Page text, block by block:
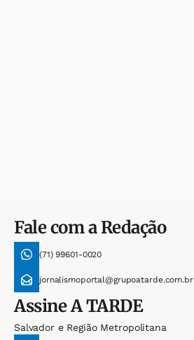
Fale com a Redação
(71) 99601-0020
jornalismoportal@grupoatarde.com.br
AssineA TARDE
Salvador e Região Metropolitana